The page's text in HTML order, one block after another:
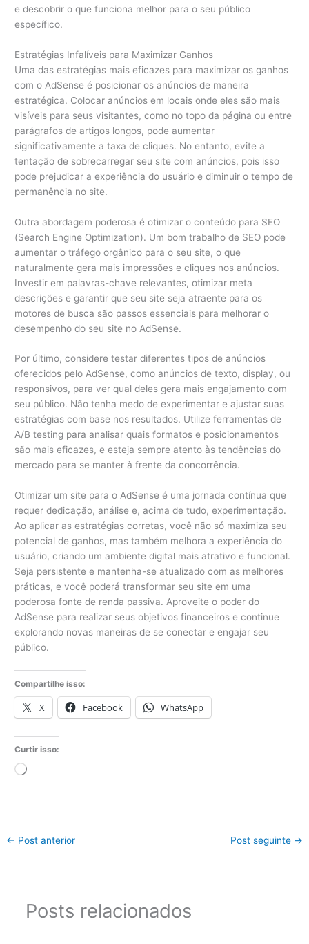
e descobrir o que funciona melhor para o seu público
específico.
Estratégias Infalíveis para Maximizar Ganhos
Uma das estratégias mais eficazes para maximizar os ganhos
com o AdSense é posicionar os anúncios de maneira
estratégica. Colocar anúncios em locais onde eles são mais
visíveis para seus visitantes, como no topo da página ou entre
parágrafos de artigos longos, pode aumentar
significativamente a taxa de cliques. No entanto, evite a
tentação de sobrecarregar seu site com anúncios, pois isso
pode prejudicar a experiência do usuário e diminuir o tempo de
permanência no site.
Outra abordagem poderosa é otimizar o conteúdo para SEO
(Search Engine Optimization). Um bom trabalho de SEO pode
aumentar o tráfego orgânico para o seu site, o que
naturalmente gera mais impressões e cliques nos anúncios.
Investir em palavras-chave relevantes, otimizar meta
descrições e garantir que seu site seja atraente para os
motores de busca são passos essenciais para melhorar o
desempenho do seu site no AdSense.
Por último, considere testar diferentes tipos de anúncios
oferecidos pelo AdSense, como anúncios de texto, display, ou
responsivos, para ver qual deles gera mais engajamento com
seu público. Não tenha medo de experimentar e ajustar suas
estratégias com base nos resultados. Utilize ferramentas de
A/B testing para analisar quais formatos e posicionamentos
são mais eficazes, e esteja sempre atento às tendências do
mercado para se manter à frente da concorrência.
Otimizar um site para o AdSense é uma jornada contínua que
requer dedicação, análise e, acima de tudo, experimentação.
Ao aplicar as estratégias corretas, você não só maximiza seu
potencial de ganhos, mas também melhora a experiência do
usuário, criando um ambiente digital mais atrativo e funcional.
Seja persistente e mantenha-se atualizado com as melhores
práticas, e você poderá transformar seu site em uma
poderosa fonte de renda passiva. Aproveite o poder do
AdSense para realizar seus objetivos financeiros e continue
explorando novas maneiras de se conectar e engajar seu
público.
Compartilhe isso:
X Facebook WhatsApp
Curtir isso:
Carregando...
← Post anterior Post seguinte →
Posts relacionados